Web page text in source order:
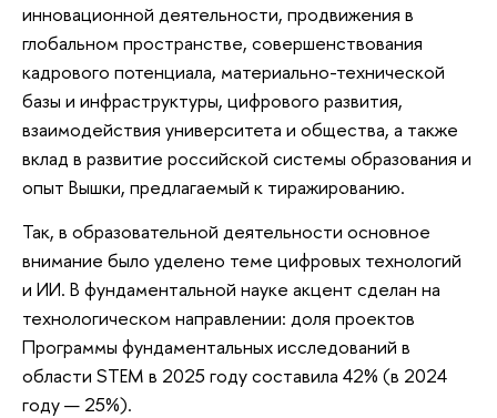
инновационной деятельности, продвижения в
глобальном пространстве, совершенствования
кадрового потенциала, материально-технической
базы и инфраструктуры, цифрового развития,
взаимодействия университета и общества, а также
вклад в развитие российской системы образования и
опыт Вышки, предлагаемый к тиражированию.
Так, в образовательной деятельности основное
внимание было уделено теме цифровых технологий
и ИИ. В фундаментальной науке акцент сделан на
технологическом направлении: доля проектов
Программы фундаментальных исследований в
области STEM в 2025 году составила 42% (в 2024
году — 25%).